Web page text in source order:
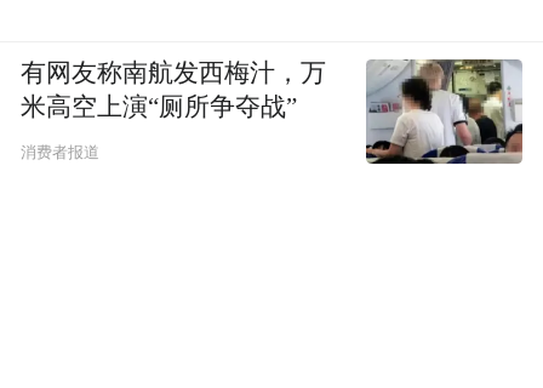
有网友称南航发西梅汁，万
米高空上演“厕所争夺战”
消费者报道